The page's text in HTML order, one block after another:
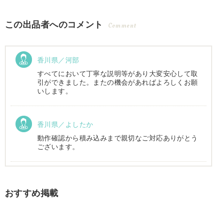
この出品者へのコメント Comment
香川県／河部
すべてにおいて丁寧な説明等があり大変安心して取
引ができました。またの機会があればよろしくお願
いします。
香川県／よしたか
動作確認から積み込みまで親切なご対応ありがとう
ございます。
リピート購入させて頂きました。 ありがとうござい
おすすめ掲載